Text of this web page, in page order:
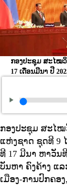
ກອງປະຊຸມ ສະໄໝ
17 ເດືອນມີນາ ປີ
ກອງປະຊຸມ ສະໄໝ
ແຫ່ງຊາດ ຊຸດທີ 9
ທີ 17 ມີນາ ຫາວັນ
ບັນຫາ ຄົງຄ້າງ ແ
ເມືອງ-ການປົກຄອ